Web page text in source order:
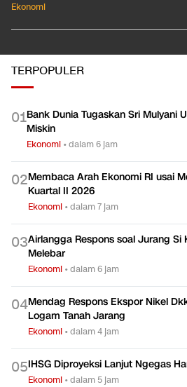
Ekonomi
TERPOPULER
01Bank Dunia Tugaskan Sri Mulyani
Miskin
Ekonomi •dalam 6 jam
02Membaca Arah Ekonomi RI usai
Kuartal II 2026
Ekonomi •dalam 7 jam
03Airlangga Respons soal Jurang Si
Melebar
Ekonomi •dalam 6 jam
04Mendag Respons Ekspor Nikel
Logam Tanah Jarang
Ekonomi •dalam 4 jam
05IHSG Diproyeksi Lanjut Ngegas
Ekonomi •dalam 5 jam